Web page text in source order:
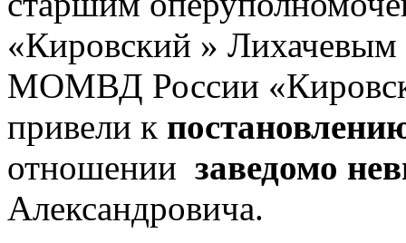
«Кировский »
МОМВД России
привели к
отношении заведомо
Александровича.